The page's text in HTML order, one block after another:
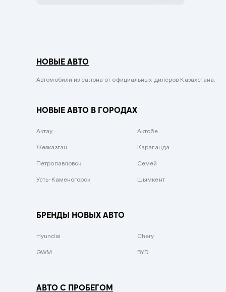
Сиреневый металлик
Вишневый
Зеленый металлик
НОВЫЕ АВТО
Автомобили из салона от официальных дилеров Казахстана.
НОВЫЕ АВТО В ГОРОДАХ
Актау Актобе
Жезказган Караганда
Петропавловск Семей
Усть-Каменогорск Шымкент
БРЕНДЫ НОВЫХ АВТО
Hyundai Chery
GWM BYD
АВТО С ПРОБЕГОМ